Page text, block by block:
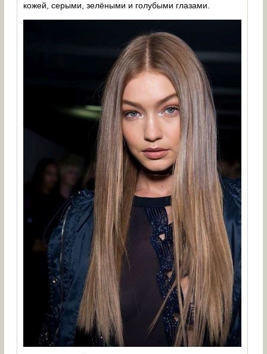
кожей, серыми, зелёными и голубыми глазами.